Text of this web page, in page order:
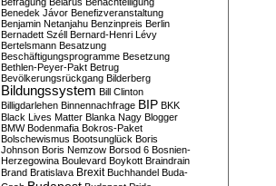
Benedek Jávor Benefizveranstaltung
Benjamin Netanjahu Benzinpreis Berlin
Bernadett Széll Bernard-Henri Lévy
Bertelsmann Besatzung
Beschäftigungsprogramme Besetzung
Bethlen-Peyer-Pakt Betrug
Bevölkerungsrückgang Bilderberg
Bildungssystem Bill Clinton
Billigdarlehen Binnennachfrage BIP BKK
Black Lives Matter Blanka Nagy Blogger
BMW Bodenmafia Bokros-Paket
Bolschewismus Bootsunglück Boris
Johnson Boris Nemzow Borsod 6 Bosnien-
Herzegowina Boulevard Boykott Braindrain
Brand Bratislava Brexit Buchhandel Buda-